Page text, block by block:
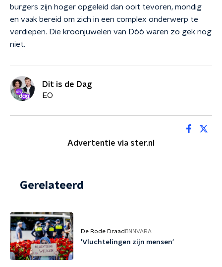
burgers zijn hoger opgeleid dan ooit tevoren, mondig
en vaak bereid om zich in een complex onderwerp te
verdiepen. Die kroonjuwelen van D66 waren zo gek nog
niet.
Dit is de Dag
EO
Advertentie via ster.nl
Gerelateerd
De Rode Draad BNNVARA
'Vluchtelingen zijn mensen'